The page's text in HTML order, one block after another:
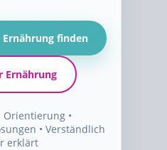
Ernährung finden
Ernährung
•
• Verständlich
erklärt